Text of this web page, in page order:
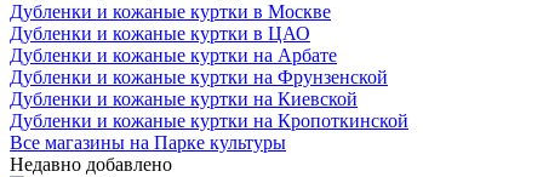
Дубленки и кожаные куртки в Москве
Дубленки и кожаные куртки в ЦАО
Дубленки и кожаные куртки на Арбате
Дубленки и кожаные куртки на Фрунзенской
Дубленки и кожаные куртки на Киевской
Дубленки и кожаные куртки на Кропоткинской
Все магазины на Парке культуры
Недавно добавлено